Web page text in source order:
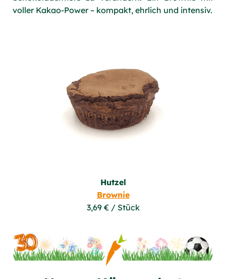
voller Kakao-Power – kompakt, ehrlich und intensiv.
Hutzel
Brownie
3,69 € / Stück